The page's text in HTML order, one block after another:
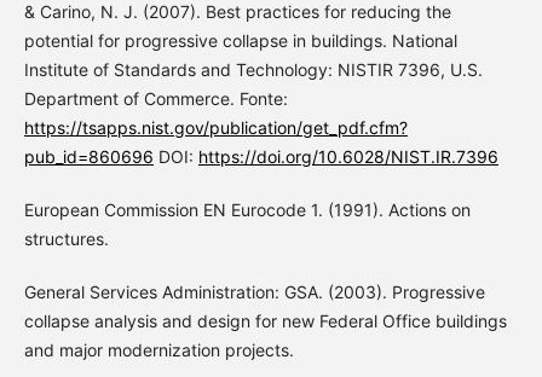
& Carino, N. J. (2007). Best practices for reducing the
potential for progressive collapse in buildings. National
Institute of Standards and Technology: NISTIR 7396, U.S.
Department of Commerce. Fonte:
https://tsapps.nist.gov/publication/get_pdf.cfm?
pub_id=860696 DOI: https://doi.org/10.6028/NIST.IR.7396
European Commission EN Eurocode 1. (1991). Actions on
structures.
General Services Administration: GSA. (2003). Progressive
collapse analysis and design for new Federal Office buildings
and major modernization projects.